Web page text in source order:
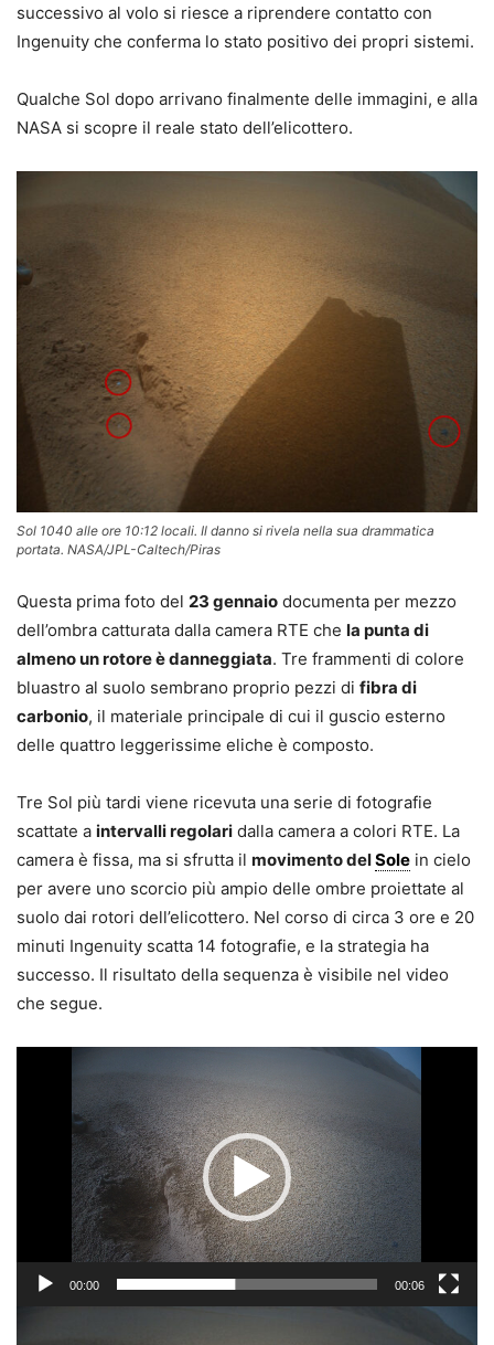
successivo al volo si riesce a riprendere contatto con
Ingenuity che conferma lo stato positivo dei propri sistemi.
Qualche Sol dopo arrivano finalmente delle immagini, e alla
NASA si scopre il reale stato dell’elicottero.
Sol 1040 alle ore 10:12 locali. Il danno si rivela nella sua drammatica
portata. NASA/JPL-Caltech/Piras
Questa prima foto del 23 gennaio documenta per mezzo
dell’ombra catturata dalla camera RTE che la punta di
almeno un rotore è danneggiata. Tre frammenti di colore
bluastro al suolo sembrano proprio pezzi di fibra di
carbonio, il materiale principale di cui il guscio esterno
delle quattro leggerissime eliche è composto.
Tre Sol più tardi viene ricevuta una serie di fotografie
scattate a intervalli regolari dalla camera a colori RTE. La
camera è fissa, ma si sfrutta il movimento delSole in cielo
per avere uno scorcio più ampio delle ombre proiettate al
suolo dai rotori dell’elicottero. Nel corso di circa 3 ore e 20
minuti Ingenuity scatta 14 fotografie, e la strategia ha
successo. Il risultato della sequenza è visibile nel video
che segue.
00:00 00:06